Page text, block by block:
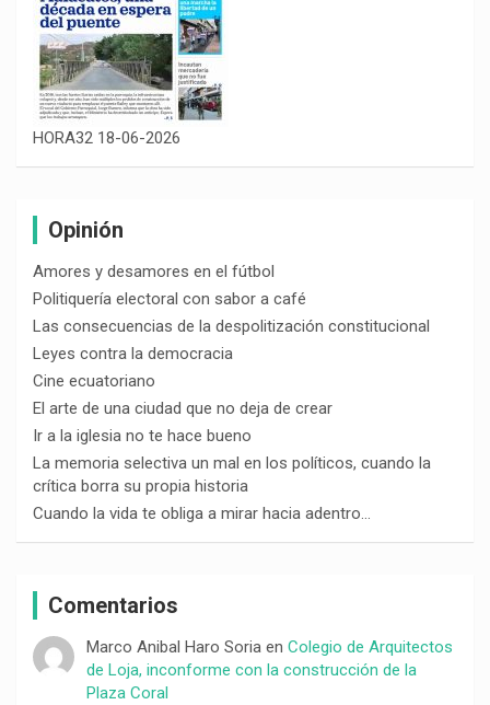
HORA32 18-06-2026
Opinión
Amores y desamores en el fútbol
Politiquería electoral con sabor a café
Las consecuencias de la despolitización constitucional
Leyes contra la democracia
Cine ecuatoriano
El arte de una ciudad que no deja de crear
Ir a la iglesia no te hace bueno
La memoria selectiva un mal en los políticos, cuando la
crítica borra su propia historia
Cuando la vida te obliga a mirar hacia adentro…
Comentarios
Marco Anibal Haro Soriaen Colegio de Arquitectos
de Loja, inconforme con la construcción de la
Plaza Coral